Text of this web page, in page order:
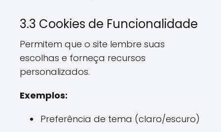
3.3 Cookies de Funcionalidade
Permitem que o site lembre suas
escolhas e forneça recursos
personalizados.
Exemplos:
Preferência de tema (claro/escuro)